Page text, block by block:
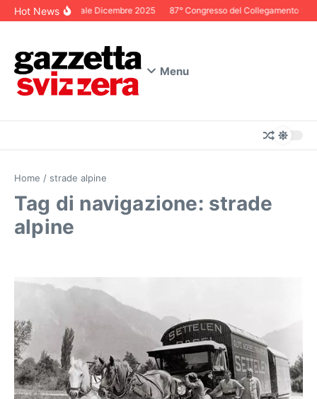
Salta al contenuto
Hot NewsEditoriale Dicembre 2025 87° Congresso del Collegamento
Menu
Home / strade alpine
Tag di navigazione: strade
alpine